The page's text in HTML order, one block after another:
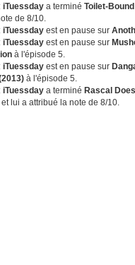
iTuessday a terminéToilet-
de 8/10.
iTuessday est en pause sur
iTuessday est en pause sur
à l'épisode 5.
iTuessday est en pause sur
à l'épisode 5.
iTuessday a terminé Rascal
et lui a attribué la note de 8/10.